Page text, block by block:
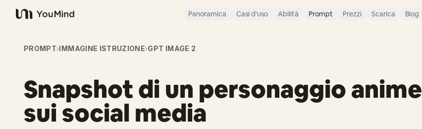
YouMind
Panoramica Casi d'uso Abilità Prompt Prezzi Scarica Blog
PROMPT›IMMAGINE ISTRUZIONE›GPT IMAGE 2
Snapshot di un personaggio anime
sui social media